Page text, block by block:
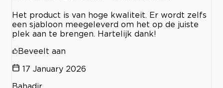
Het product is van hoge kwaliteit. Er wordt zelfs
een sjabloon meegeleverd om het op de juiste
plek aan te brengen. Hartelijk dank!
Beveelt aan
17 January 2026
Bahadir